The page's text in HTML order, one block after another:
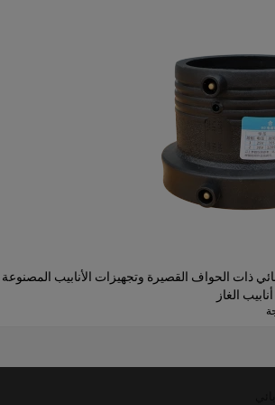
ذات الحواف القصيرة وتجهيزات الأنابيب
الغاز